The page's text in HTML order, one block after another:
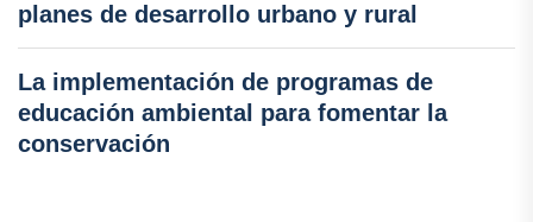
planes de desarrollo urbano y rural
La implementación de programas de
educación ambiental para fomentar la
conservación